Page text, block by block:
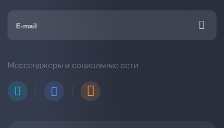
Мессенджеры и социальные сети